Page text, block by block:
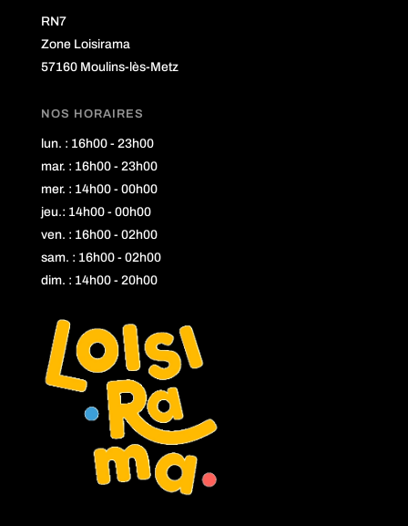
RN7
Zone Loisirama
57160 Moulins-lès-Metz
NOS HORAIRES
lun. : 16h00 - 23h00
mar. : 16h00 - 23h00
mer. : 14h00 - 00h00
jeu.: 14h00 - 00h00
ven. : 16h00 - 02h00
sam. : 16h00 - 02h00
dim. : 14h00 - 20h00